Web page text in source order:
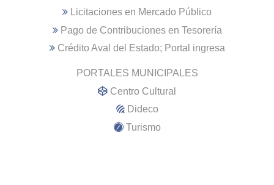
Licitaciones en Mercado Público
Pago de Contribuciones en Tesorería
Crédito Aval del Estado; Portal ingresa
PORTALES MUNICIPALES
Centro Cultural
Dideco
Turismo